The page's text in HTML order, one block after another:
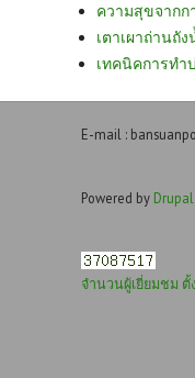
ความสุขจากก
เตาเผาถ่านถั
เทคนิคการทำ
E-mail :
Powered by Drupal
จำนวนผู้เยี่ยมชม ตั้